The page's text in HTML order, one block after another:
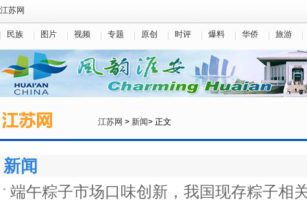
江苏网
民族 图片 视频 专题 原创 时评 爆料 华侨 旅游
江苏网 > 新闻> 正文
新闻
端午粽子市场口味创新，我国现存粽子相